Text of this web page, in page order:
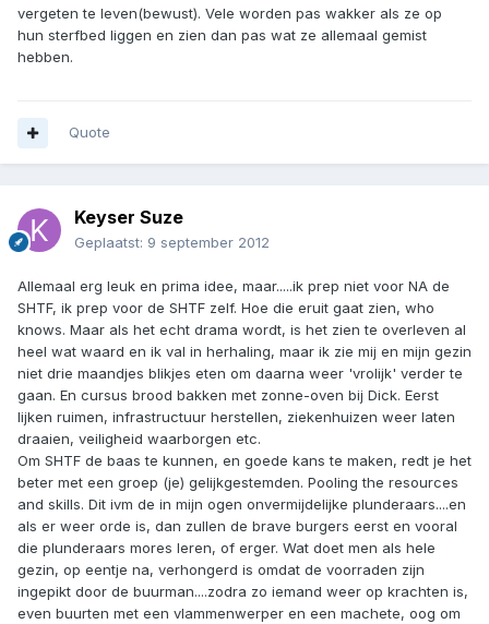
vergeten te leven(bewust). Vele worden pas wakker als ze op
hun sterfbed liggen en zien dan pas wat ze allemaal gemist
hebben.
Quote
Keyser Suze
Geplaatst: 9 september 2012
Allemaal erg leuk en prima idee, maar.....ik prep niet voor NA de
SHTF, ik prep voor de SHTF zelf. Hoe die eruit gaat zien, who
knows. Maar als het echt drama wordt, is het zien te overleven al
heel wat waard en ik val in herhaling, maar ik zie mij en mijn gezin
niet drie maandjes blikjes eten om daarna weer 'vrolijk' verder te
gaan. En cursus brood bakken met zonne-oven bij Dick. Eerst
lijken ruimen, infrastructuur herstellen, ziekenhuizen weer laten
draaien, veiligheid waarborgen etc.
Om SHTF de baas te kunnen, en goede kans te maken, redt je het
beter met een groep (je) gelijkgestemden. Pooling the resources
and skills. Dit ivm de in mijn ogen onvermijdelijke plunderaars....en
als er weer orde is, dan zullen de brave burgers eerst en vooral
die plunderaars mores leren, of erger. Wat doet men als hele
gezin, op eentje na, verhongerd is omdat de voorraden zijn
ingepikt door de buurman....zodra zo iemand weer op krachten is,
even buurten met een vlammenwerper en een machete, oog om